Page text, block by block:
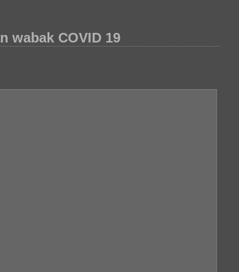
wabak COVID 19